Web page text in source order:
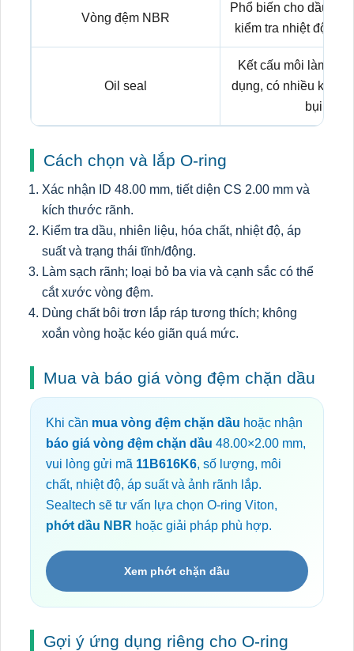
Vòng đệm NBR
Phổ biến cho dầu
kiểm tra nhiệt độ và
Oil seal
Kết cấu môi làm kín
dụng, có nhiều kiểu
bụi.
Cách chọn và lắp O-ring
Xác nhận ID 48.00 mm, tiết diện CS 2.00 mm và
kích thước rãnh.
Kiểm tra dầu, nhiên liệu, hóa chất, nhiệt độ, áp
suất và trạng thái tĩnh/động.
Làm sạch rãnh; loại bỏ ba via và cạnh sắc có thể
cắt xước vòng đệm.
Dùng chất bôi trơn lắp ráp tương thích; không
xoắn vòng hoặc kéo giãn quá mức.
Mua và báo giá vòng đệm chặn dầu
Khi cần mua vòng đệm chặn dầu hoặc nhận
báo giá vòng đệm chặn dầu 48.00×2.00 mm,
vui lòng gửi mã 11B616K6, số lượng, môi
chất, nhiệt độ, áp suất và ảnh rãnh lắp.
Sealtech sẽ tư vấn lựa chọn O-ring Viton,
phớt dầu NBR hoặc giải pháp phù hợp.
Xem phớt chặn dầu
Gợi ý ứng dụng riêng cho O-ring